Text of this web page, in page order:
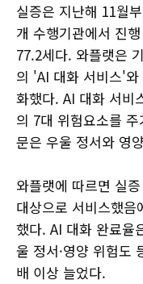
실증은 지난해 11월
개 수행기관에서 진
77.2세다. 와플랫은
의 'AI 대화 서비스'
화했다. AI 대화 서비
의 7대 위험요소를
문은 우울 정서와 영
와플랫에 따르면 실
대상으로 서비스했
했다. AI 대화 완료율
울 정서·영양 위험도
배 이상 늘었다.